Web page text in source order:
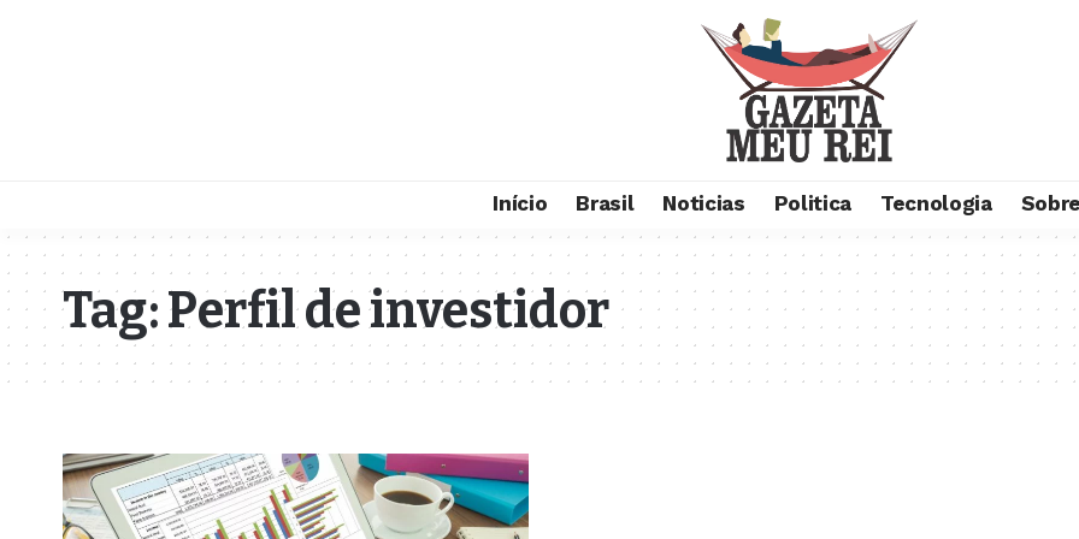
Início Brasil Noticias Politica Tecnologia
Tag:Perfil de investidor